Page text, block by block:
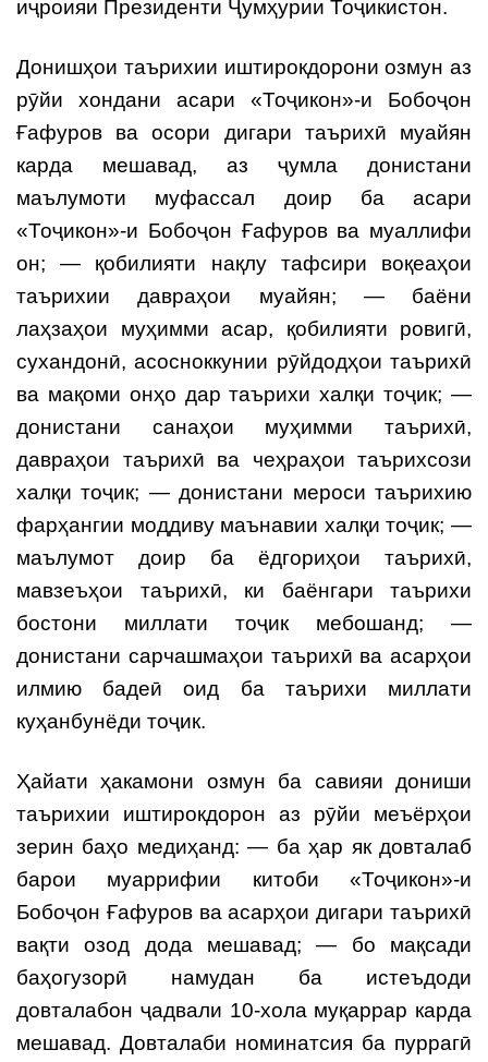
иҷроияи Президенти Ҷумҳурии Тоҷикистон.
Донишҳои таърихии иштирокдорони озмун аз
рӯйи хондани асари «Тоҷикон»-и Бобоҷон
Ғафуров ва осори дигари таърихӣ муайян
карда мешавад, аз ҷумла донистани
маълумоти муфассал доир ба асари
«Тоҷикон»-и Бобоҷон Ғафуров ва муаллифи
он; — қобилияти нақлу тафсири воқеаҳои
таърихии давраҳои муайян; — баёни
лаҳзаҳои муҳимми асар, қобилияти ровигӣ,
сухандонӣ, асосноккунии рӯйдодҳои таърихӣ
ва мақоми онҳо дар таърихи халқи тоҷик; —
донистани санаҳои муҳимми таърихӣ,
давраҳои таърихӣ ва чеҳраҳои таърихсози
халқи тоҷик; — донистани мероси таърихию
фарҳангии моддиву маънавии халқи тоҷик; —
маълумот доир ба ёдгориҳои таърихӣ,
мавзеъҳои таърихӣ, ки баёнгари таърихи
бостони миллати тоҷик мебошанд; —
донистани сарчашмаҳои таърихӣ ва асарҳои
илмию бадеӣ оид ба таърихи миллати
куҳанбунёди тоҷик.
Ҳайати ҳакамони озмун ба савияи дониши
таърихии иштирокдорон аз рӯйи меъёрҳои
зерин баҳо медиҳанд: — ба ҳар як довталаб
барои муаррифии китоби «Тоҷикон»-и
Бобоҷон Ғафуров ва асарҳои дигари таърихӣ
вақти озод дода мешавад; — бо мақсади
баҳогузорӣ намудан ба истеъдоди
довталабон ҷадвали 10-хола муқаррар карда
мешавад. Довталаби номинатсия ба пуррагӣ